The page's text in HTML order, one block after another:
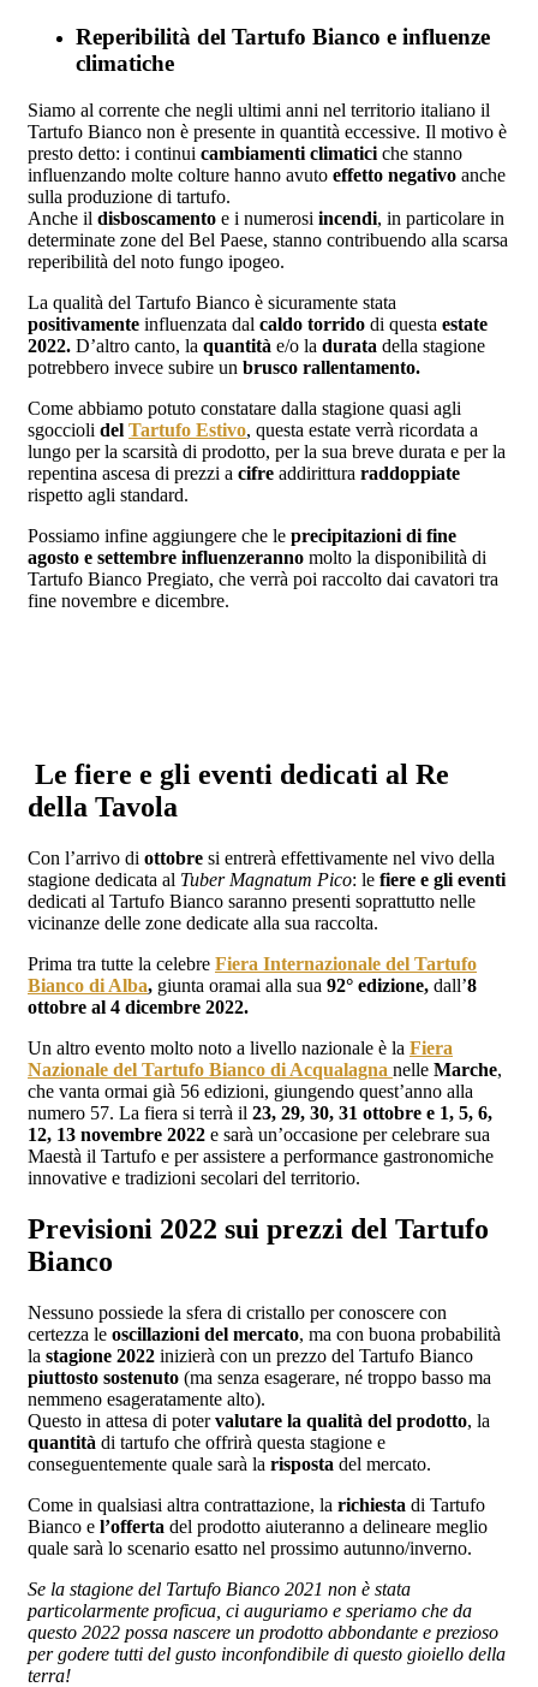
Reperibilità del Tartufo Bianco e influenze
climatiche
Siamo al corrente che negli ultimi anni nel territorio italiano il
Tartufo Bianco non è presente in quantità eccessive. Il motivo è
presto detto: i continui cambiamenti climatici che stanno
influenzando molte colture hanno avuto effetto negativo anche
sulla produzione di tartufo.
Anche il disboscamento e i numerosi incendi, in particolare in
determinate zone del Bel Paese, stanno contribuendo alla scarsa
reperibilità del noto fungo ipogeo.
La qualità del Tartufo Bianco è sicuramente stata
positivamente influenzata dal caldo torrido di questa estate
2022. D’altro canto, la quantità e/o la durata della stagione
potrebbero invece subire un brusco rallentamento.
Come abbiamo potuto constatare dalla stagione quasi agli
sgoccioli del Tartufo Estivo, questa estate verrà ricordata a
lungo per la scarsità di prodotto, per la sua breve durata e per la
repentina ascesa di prezzi a cifre addirittura raddoppiate
rispetto agli standard.
Possiamo infine aggiungere che le precipitazioni di fine
agosto e settembre influenzeranno molto la disponibilità di
Tartufo Bianco Pregiato, che verrà poi raccolto dai cavatori tra
fine novembre e dicembre.
Le fiere e gli eventi dedicati al Re
della Tavola
Con l’arrivo di ottobre si entrerà effettivamente nel vivo della
stagione dedicata al Tuber Magnatum Pico: le fiere e gli eventi
dedicati al Tartufo Bianco saranno presenti soprattutto nelle
vicinanze delle zone dedicate alla sua raccolta.
Prima tra tutte la celebre Fiera Internazionale del Tartufo
Bianco di Alba, giunta oramai alla sua 92° edizione, dall’8
ottobre al 4 dicembre 2022.
Un altro evento molto noto a livello nazionale è la Fiera
Nazionale del Tartufo Bianco di Acqualagna nelle Marche,
che vanta ormai già 56 edizioni, giungendo quest’anno alla
numero 57. La fiera si terrà il 23, 29, 30, 31 ottobre e 1, 5, 6,
12, 13 novembre 2022 e sarà un’occasione per celebrare sua
Maestà il Tartufo e per assistere a performance gastronomiche
innovative e tradizioni secolari del territorio.
Previsioni 2022 sui prezzi del Tartufo
Bianco
Nessuno possiede la sfera di cristallo per conoscere con
certezza le oscillazioni del mercato, ma con buona probabilità
la stagione 2022 inizierà con un prezzo del Tartufo Bianco
piuttosto sostenuto (ma senza esagerare, né troppo basso ma
nemmeno esageratamente alto).
Questo in attesa di potervalutare la qualità del prodotto, la
quantità di tartufo che offrirà questa stagione e
conseguentemente quale sarà la risposta del mercato.
Come in qualsiasi altra contrattazione, la richiesta di Tartufo
Bianco e l’offerta del prodotto aiuteranno a delineare meglio
quale sarà lo scenario esatto nel prossimo autunno/inverno.
Se la stagione del Tartufo Bianco 2021 non è stata
particolarmente proficua, ci auguriamo e speriamo che da
questo 2022 possa nascere un prodotto abbondante e prezioso
per godere tutti del gusto inconfondibile di questo gioiello della
terra!